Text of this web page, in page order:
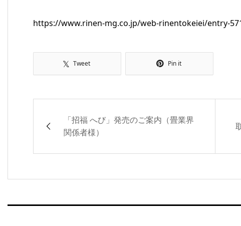
https://www.rinen-mg.co.jp/web-rinentokeiei/entry-
Tweet Pin it
「招福 へび」発売のご案内（畳業界
関係者様）